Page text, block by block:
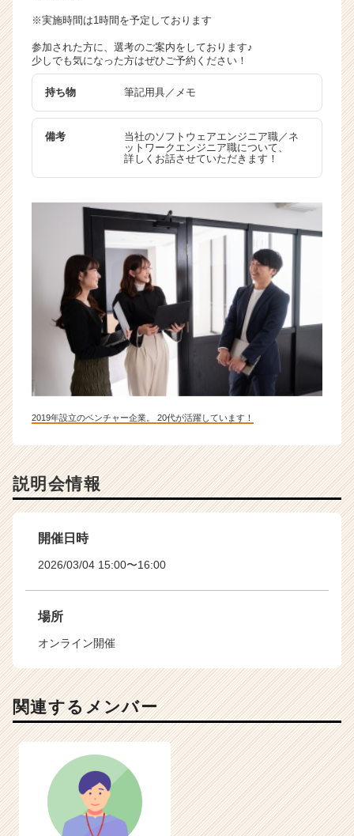
e
r）
※実施時間は1時間を予定しております
参加された方に、選考のご案内をしております♪
少しでも気になった方はぜひご予約ください！
持ち物 筆記用具／メモ
備考
当社のソフトウェアエンジニア職／ネ
ットワークエンジニア職について、
詳しくお話させていただきます！
2019年設立のベンチャー企業。 20代が活躍しています！
説明会情報
開催日時
2026/03/04 15:00〜16:00
場所
オンライン開催
関連するメンバー